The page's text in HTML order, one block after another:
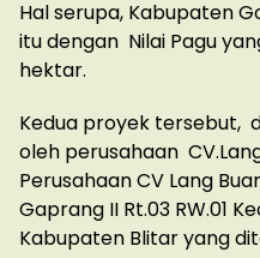
Hal serupa, Kabupaten
itu dengan Nilai Pagu
hektar.
Kedua proyek tersebut,
oleh perusahaan
Perusahaan CV Lang
Gaprang II Rt.03 RW.01
Kabupaten Blitar yang